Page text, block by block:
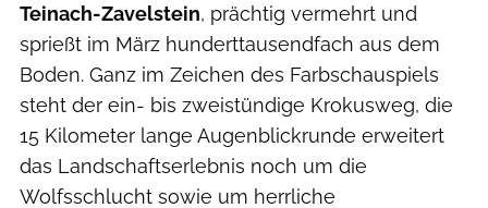
Teinach-Zavelstein, prächtig vermehrt und
sprießt im März hunderttausendfach aus dem
Boden. Ganz im Zeichen des Farbschauspiels
steht der ein- bis zweistündige Krokusweg, die
15 Kilometer lange Augenblickrunde erweitert
das Landschaftserlebnis noch um die
Wolfsschlucht sowie um herrliche